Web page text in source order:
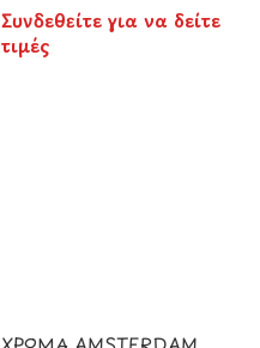
Συνδεθείτε για να δείτε
τιμές